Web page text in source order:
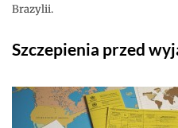
Brazylii.
Szczepienia przed